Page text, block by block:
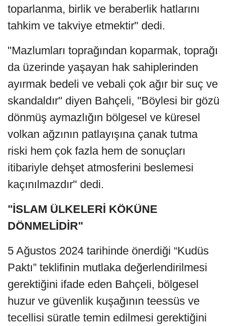
toparlanma, birlik ve beraberlik hatlarını
tahkim ve takviye etmektir" dedi.
"Mazlumları toprağından koparmak, toprağı
da üzerinde yaşayan hak sahiplerinden
ayırmak bedeli ve vebali çok ağır bir suç ve
skandaldır" diyen Bahçeli, "Böylesi bir gözü
dönmüş aymazlığın bölgesel ve küresel
volkan ağzının patlayışına çanak tutma
riski hem çok fazla hem de sonuçları
itibariyle dehşet atmosferini beslemesi
kaçınılmazdır" dedi.
"İSLAM ÜLKELERİ KÖKÜNE
DÖNMELİDİR"
5 Ağustos 2024 tarihinde önerdiği “Kudüs
Paktı” teklifinin mutlaka değerlendirilmesi
gerektiğini ifade eden Bahçeli, bölgesel
huzur ve güvenlik kuşağının teessüs ve
tecellisi süratle temin edilmesi gerektiğini